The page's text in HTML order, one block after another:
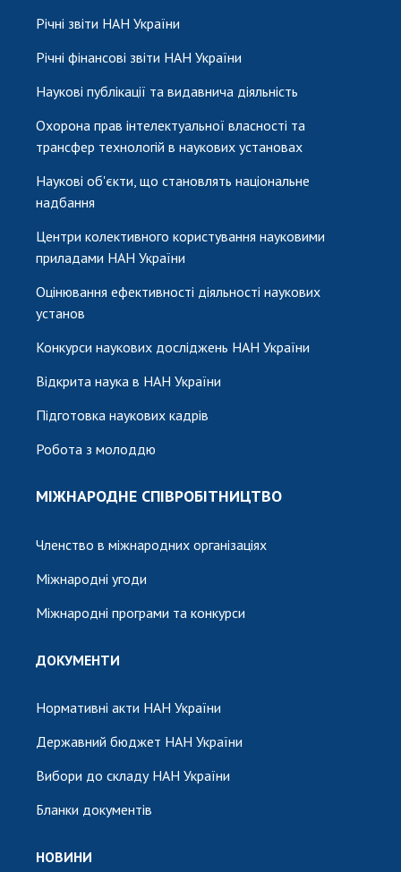
Річні звіти НАН України
Річні фінансові звіти НАН України
Наукові публікації та видавнича діяльність
Охорона прав інтелектуальної власності та
трансфер технологій в наукових установах
Наукові об'єкти, що становлять національне
надбання
Центри колективного користування науковими
приладами НАН України
Оцінювання ефективності діяльності наукових
установ
Конкурси наукових досліджень НАН України
Відкрита наука в НАН України
Підготовка наукових кадрів
Робота з молоддю
МІЖНАРОДНЕ СПІВРОБІТНИЦТВО
Членство в міжнародних організаціях
Міжнародні угоди
Міжнародні програми та конкурси
ДОКУМЕНТИ
Нормативні акти НАН України
Державний бюджет НАН України
Вибори до складу НАН України
Бланки документів
НОВИНИ